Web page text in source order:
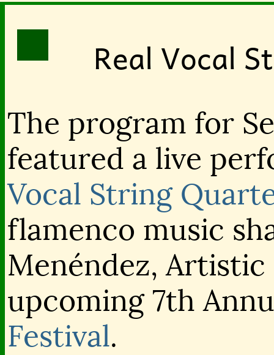
Real Vocal
The program for
featured a live
Vocal String
flamenco music
Menéndez,
upcoming 7th
Festival.